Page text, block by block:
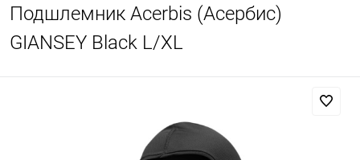
Подшлемник Acerbis (Асербис)
GIANSEY Black L/XL